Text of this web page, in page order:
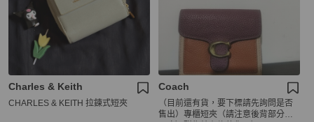
Charles & Keith
CHARLES & KEITH 拉鍊式短夾
Coach
（目前還有貨，要下標請先詢問是否
售出）專櫃短夾（請注意後背部分小